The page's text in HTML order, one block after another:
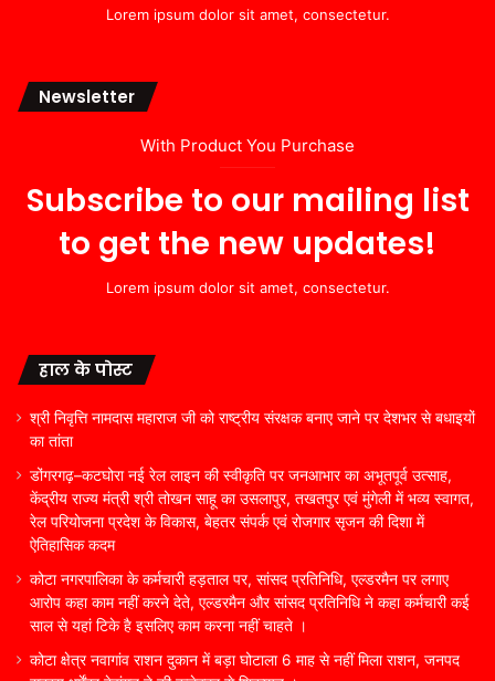
Lorem ipsum dolor sit amet, consectetur.
Newsletter
With Product You Purchase
Subscribe to our mailing list
to get the new updates!
Lorem ipsum dolor sit amet, consectetur.
हाल के पोस्ट
श्री निवृत्ति नामदास महाराज जी को राष्ट्रीय संरक्षक बनाए जाने पर देशभर से बधाइयों
का तांता
डोंगरगढ़–कटघोरा नई रेल लाइन की स्वीकृति पर जनआभार का अभूतपूर्व उत्साह,
केंद्रीय राज्य मंत्री श्री तोखन साहू का उसलापुर, तखतपुर एवं मुंगेली में भव्य स्वागत,
रेल परियोजना प्रदेश के विकास, बेहतर संपर्क एवं रोजगार सृजन की दिशा में
ऐतिहासिक कदम
कोटा नगरपालिका के कर्मचारी हड़ताल पर, सांसद प्रतिनिधि, एल्डरमैन पर लगाए
आरोप कहा काम नहीं करने देते, एल्डरमैन और सांसद प्रतिनिधि ने कहा कर्मचारी कई
साल से यहां टिके है इसलिए काम करना नहीं चाहते ।
कोटा क्षेत्र नवागांव राशन दुकान में बड़ा घोटाला 6 माह से नहीं मिला राशन, जनपद